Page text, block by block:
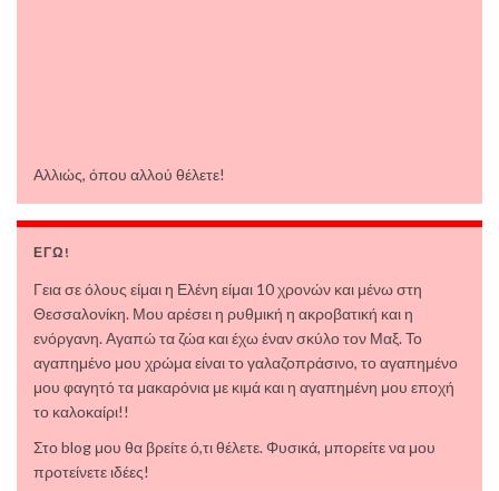
Αλλιώς, όπου αλλού θέλετε!
ΕΓΩ!
Γεια σε όλους είμαι η Ελένη είμαι 10 χρονών και μένω στη
Θεσσαλονίκη. Μου αρέσει η ρυθμική η ακροβατική και η
ενόργανη. Αγαπώ τα ζώα και έχω έναν σκύλο τον Μαξ. Το
αγαπημένο μου χρώμα είναι το γαλαζοπράσινο, το αγαπημένο
μου φαγητό τα μακαρόνια με κιμά και η αγαπημένη μου εποχή
το καλοκαίρι!!
Στο blog μου θα βρείτε ό,τι θέλετε. Φυσικά, μπορείτε να μου
προτείνετε ιδέες!